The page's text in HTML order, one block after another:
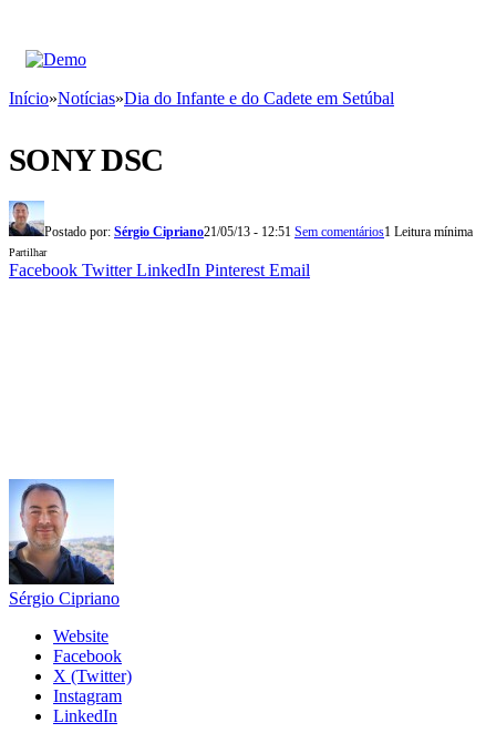
Início»Notícias»Dia do Infante e do Cadete em Setúbal
SONY DSC
Postado por: Sérgio Cipriano21/05/13 - 12:51 Sem comentários1 Leitura mínima
Partilhar
Facebook Twitter LinkedIn Pinterest Email
Sérgio Cipriano
Website
Facebook
X (Twitter)
Instagram
LinkedIn